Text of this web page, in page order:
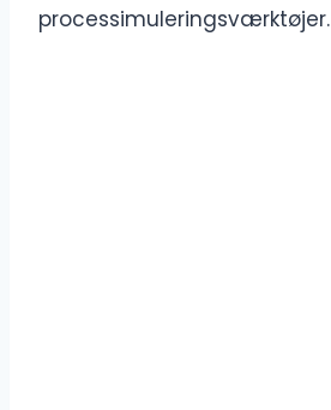
processimuleringsværktøjer.